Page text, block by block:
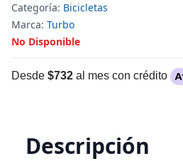
Categoría: Bicicletas
Marca: Turbo
No Disponible
Desde $732 al mes con crédito
Descripción